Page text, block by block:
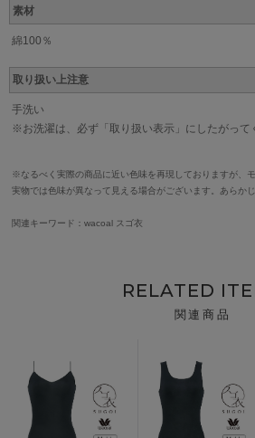
素材
綿100％
取り扱い上注意
手洗い
※お洗濯は、必ず「取り扱い表示」にしたがって
※なるべく実際の商品に近い色味を再現しておりますが、
実物では色味が異なって見える場合がございます。あらかじ
関連キーワード：wacoal スゴ衣
RELATED
関連商品